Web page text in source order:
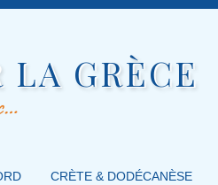
LA GRÈCE
CRÈTE & DODÉCANÈSE